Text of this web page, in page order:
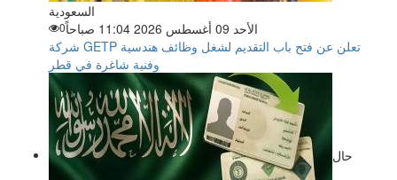
السعودية
الأحد 09 أغسطس 2026 11:04 صباحاً
0
شركة GETP تعلن عن فتح باب التقديم لشغل وظائف هندسية
وفنية شاغرة في قطر
حال